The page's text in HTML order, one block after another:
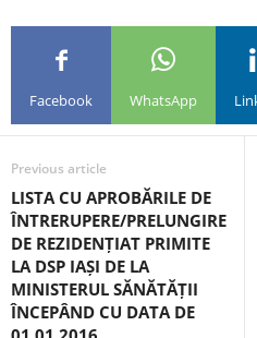
Facebook WhatsApp
Previous article
LISTA CU APROBĂRILE DE
ÎNTRERUPERE/PRELUNGIRE
DE REZIDENȚIAT PRIMITE
LA DSP IAȘI DE LA
MINISTERUL SĂNĂTĂȚII
ÎNCEPÂND CU DATA DE